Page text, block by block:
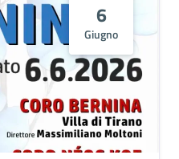
6
Giugno